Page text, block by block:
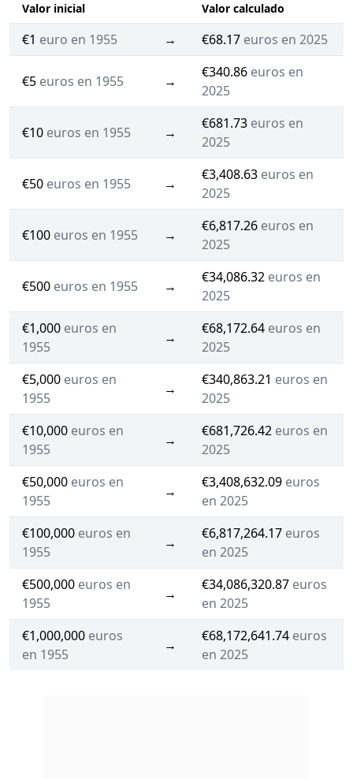
Valor inicial Valor calculado
€1 euro en 1955 → €68.17 euros en 2025
€5 euros en 1955 →
€340.86 euros en
2025
€10 euros en 1955 →
€681.73 euros en
2025
€50 euros en 1955 →
€3,408.63 euros en
2025
€100 euros en 1955 →
€6,817.26 euros en
2025
€500 euros en 1955 →
€34,086.32 euros en
2025
€1,000 euros en
1955
→
€68,172.64 euros en
2025
€5,000 euros en
1955
→
€340,863.21 euros en
2025
€10,000 euros en
1955
→
€681,726.42 euros en
2025
€50,000 euros en
1955
→
€3,408,632.09 euros
en 2025
€100,000 euros en
1955
→
€6,817,264.17 euros
en 2025
€500,000 euros en
1955
→
€34,086,320.87 euros
en 2025
€1,000,000 euros
en 1955
→
€68,172,641.74 euros
en 2025